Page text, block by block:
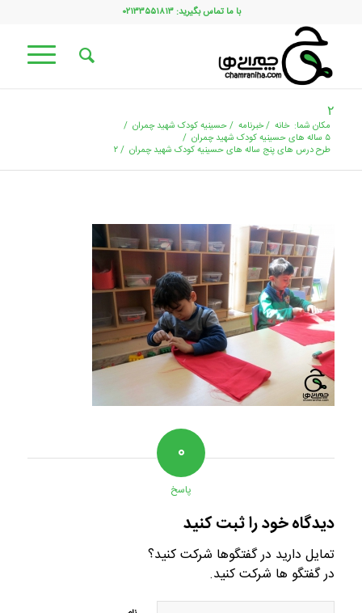
با ما تماس بگیرید: ۰۲۱۳۳۵۵۱۸۱۳
۲
مکان شما: خانه /خبرنامه /حسینیه کودک شهید چمران /
۵ ساله های حسینیه کودک شهید چمران
/
طرح درس های پنج ساله های حسینیه کودک شهید چمران /۲
۰
پاسخ
دیدگاه خود را ثبت کنید
تمایل دارید در گفتگوها شرکت کنید؟
در گفتگو ها شرکت کنید.